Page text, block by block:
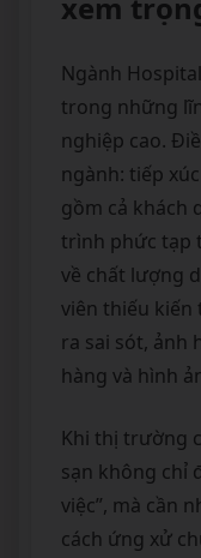
Ngành
trong những
nghiệp cao.
ngành: tiếp
gồm cả khách
trình phức tạp
về chất lượng
viên thiếu kiến
ra sai sót, ảnh
hàng và hình
Khi thị trường
sạn không chỉ
việc”, mà cần
cách ứng xử